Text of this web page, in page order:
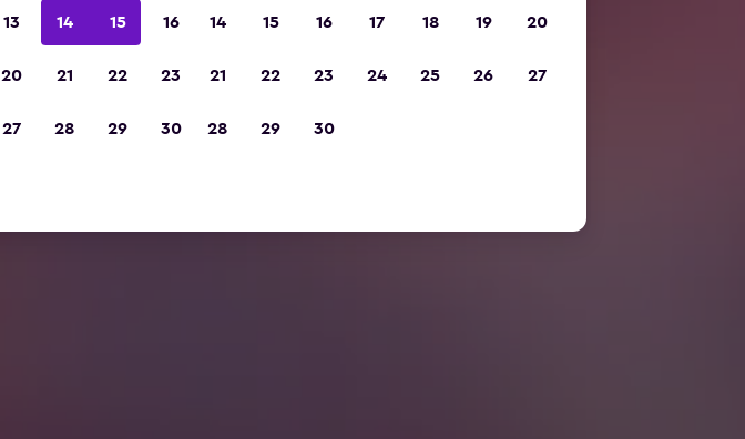
13 14 15 16
20 21 22 23
27 28 29 30
14 15 16 17 18 19 20
21 22 23 24 25 26 27
28 29 30